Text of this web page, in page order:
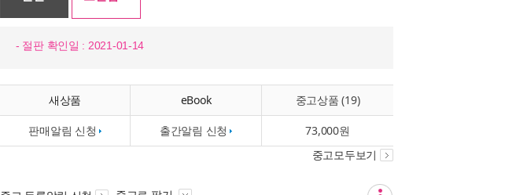
- 절판 확인일 : 2021-01-14
새상품 eBook 중고상품 (19)
판매알림 신청 출간알림 신청 73,000원
중고모두보기